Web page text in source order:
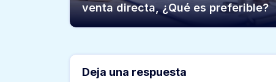
venta directa, ¿Qué es preferible?
Deja una respuesta